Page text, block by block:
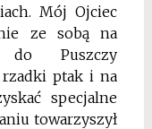
Mój Ojciec
ze sobą na
do Puszczy
rzadki ptak i na
specjalne
towarzyszył